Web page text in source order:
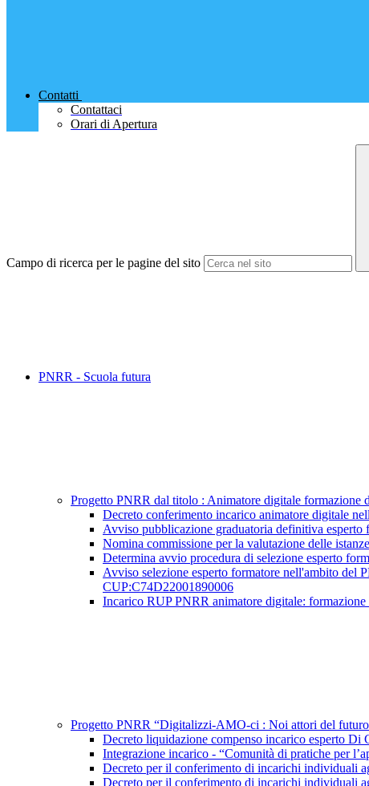
Contatti
Contattaci
Orari di Apertura
Campo di ricerca per le pagine del sito
PNRR - Scuola futura
Progetto PNRR dal titolo : Animatore digitale formazione
Decreto conferimento incarico animatore digitale
Avviso pubblicazione graduatoria definitiva
Nomina commissione per la valutazione delle
Determina avvio procedura di selezione esperto
Avviso selezione esperto formatore nell'ambito del
CUP:C74D22001890006
Incarico RUP PNRR animatore digitale:
Progetto PNRR “Digitalizzi-AMO-ci : Noi attori del
Decreto liquidazione compenso incarico esperto
Integrazione incarico - “Comunità di pratiche per
Decreto per il conferimento di incarichi individuali
Decreto per il conferimento di incarichi individuali